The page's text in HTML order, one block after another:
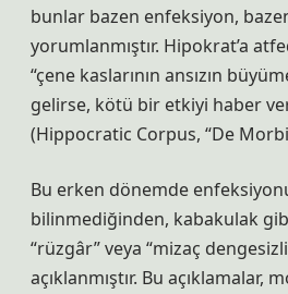
bunlar bazen enfeksiyon,
yorumlanmıştır. Hipokrat’a
“çene kaslarının ansızın
gelirse, kötü bir etkiyi haber
(Hippocratic Corpus, “De
Bu erken dönemde
bilinmediğinden, kabakulak
“rüzgâr” veya “mizaç
açıklanmıştır. Bu açıklamalar,